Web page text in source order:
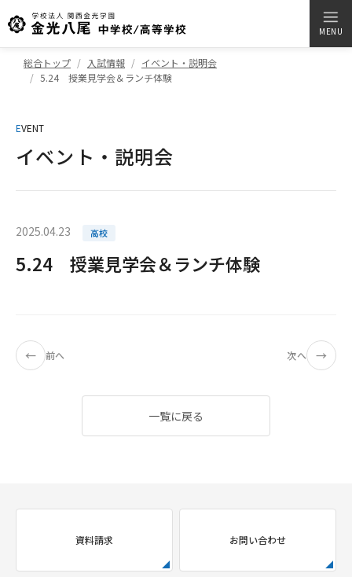
MENU
総合トップ 入試情報
イベント・説明会
5.24 授業見学会＆ランチ体験
EVENT
イベント・説明会
2025.04.23 高校
5.24 授業見学会＆ランチ体験
← 前へ 次へ →
一覧に戻る
資料請求 お問い合わせ